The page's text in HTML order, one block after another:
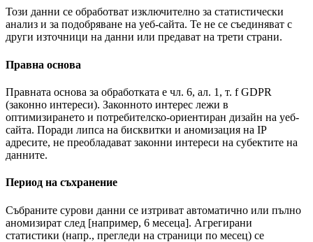
Този данни се обработват изключително за статистически
анализ и за подобряване на уеб-сайта. Те не се съединяват с
други източници на данни или предават на трети страни.
Правна основа
Правната основа за обработката е чл. 6, ал. 1, т. f GDPR
(законно интереси). Законното интерес лежи в
оптимизирането и потребителско-ориентиран дизайн на уеб-
сайта. Поради липса на бисквитки и аномизация на IP
адресите, не преобладават законни интереси на субектите на
данните.
Период на съхранение
Събраните сурови данни се изтриват автоматично или пълно
аномизират след [например, 6 месеца]. Агрегирани
статистики (напр., прегледи на страници по месец) се